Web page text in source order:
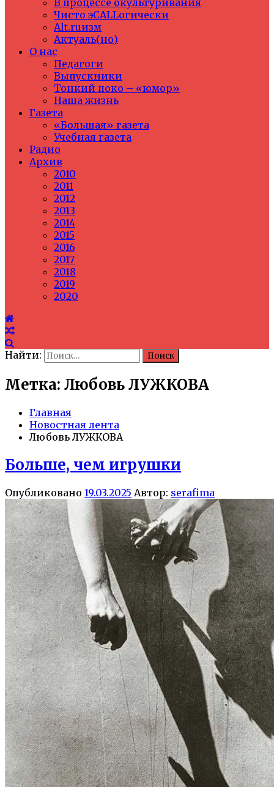
В процессе окультуривания
Чисто эCALLогически
Alt.ruизм
Актуаль(но)
О нас
Педагоги
Выпускники
Тонкий поко – «юмор»
Наша жизнь
Газета
«Большая» газета
Учебная газета
Радио
Архив
2010
2011
2012
2013
2014
2015
2016
2017
2018
2019
2020
Найти:
Метка: Любовь ЛУЖКОВА
Главная
Новостная лента
Любовь ЛУЖКОВА
Больше, чем игрушки
Опубликовано 19.03.2025 Автор: serafima